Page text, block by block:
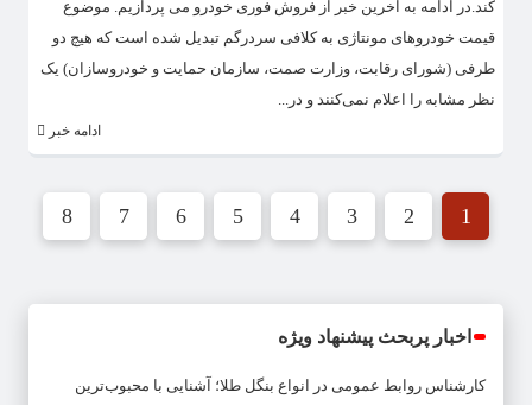
کند.در ادامه به آخرین خبر از فروش فوری خودرو می پردازیم. موضوع
قیمت خودروهای مونتاژی به کلافی سردرگم تبدیل شده است که هیچ دو
طرفی (شورای رقابت، وزارت صمت، سازمان حمایت و خودروسازان) یک
نظر مشابه را اعلام نمی‌کنند و در...
ادامه خبر
1
2
3
4
5
6
7
8
اخبار پربحث پیشنهاد ویژه
کارشناس روابط عمومی در
انواع بنگل طلا؛ آشنایی با محبوب‌ترین